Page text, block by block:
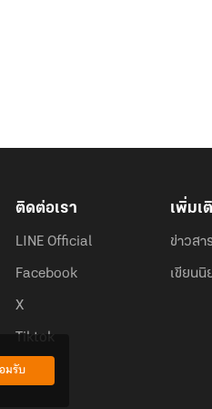
ติดต่อเรา
LINE Official
Facebook
X
Tiktok
เพิ่มเ
ข่าวสา
เขียนนิ
มรับ